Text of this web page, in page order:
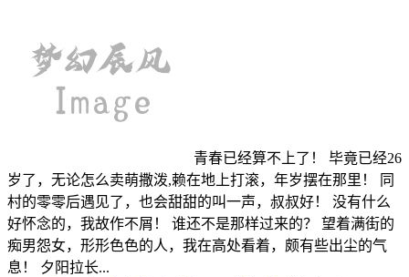
青春已经算不上了！ 毕竟已经26
岁了，无论怎么卖萌撒泼,赖在地上打滚，年岁摆在那里！ 同
村的零零后遇见了，也会甜甜的叫一声，叔叔好！ 没有什么
好怀念的，我故作不屑！ 谁还不是那样过来的？ 望着满街的
痴男怨女，形形色色的人，我在高处看着，颇有些出尘的气
息！ 夕阳拉长...